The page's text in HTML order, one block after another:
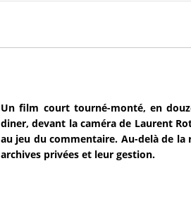
Un film court tourné-monté, en
diner, devant la caméra de Laurent
au jeu du commentaire. Au-delà de
archives privées et leur gestion.